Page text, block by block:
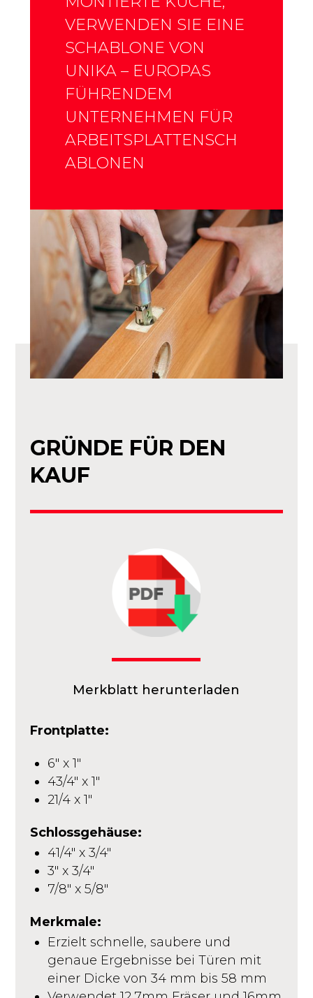
VERWENDEN SIE EINE
SCHABLONE VON
UNIKA – EUROPAS
FÜHRENDEM
UNTERNEHMEN FÜR
ARBEITSPLATTENSCH
ABLONEN
GRÜNDE FÜR DEN
KAUF
Merkblatt herunterladen
Frontplatte:
6″ x 1″
43/4″ x 1″
21/4 x 1″
Schlossgehäuse:
41/4″ x 3/4″
3″ x 3/4″
7/8″ x 5/8″
Merkmale:
Erzielt schnelle, saubere und
genaue Ergebnisse bei Türen mit
einer Dicke von 34 mm bis 58 mm